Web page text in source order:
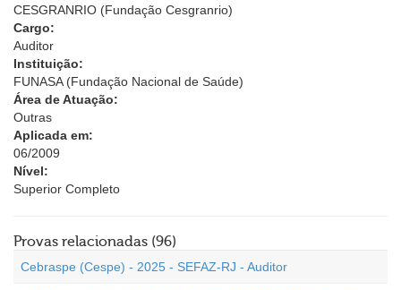
CESGRANRIO (Fundação Cesgranrio)
Cargo:
Auditor
Instituição:
FUNASA (Fundação Nacional de Saúde)
Área de Atuação:
Outras
Aplicada em:
06/2009
Nível:
Superior Completo
Provas relacionadas (96)
Cebraspe (Cespe) - 2025 - SEFAZ-RJ - Auditor